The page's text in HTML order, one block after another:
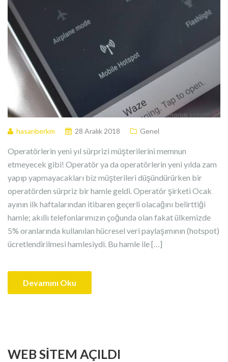
hasanberkm 28 Aralık 2018 Genel
Operatörlerin yeni yıl sürprizi müşterilerini memnun
etmeyecek gibi! Operatör ya da operatörlerin yeni yılda zam
yapıp yapmayacakları biz müşterileri düşündürürken bir
operatörden sürpriz bir hamle geldi. Operatör şirketi Ocak
ayının ilk haftalarından itibaren geçerli olacağını belirttiği
hamle; akıllı telefonlarımızın çoğunda olan fakat ülkemizde
5% oranlarında kullanılan hücresel veri paylaşımının (hotspot)
ücretlendirilmesi hamlesiydi. Bu hamle ile […]
Devamını Oku
WEB SITEM AÇILDI